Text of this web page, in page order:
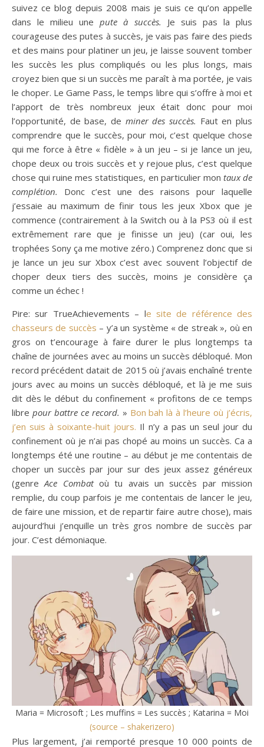
suivez ce blog depuis 2008 mais je suis ce qu’on appelle
dans le milieu unepute à succès. Je suis pas la plus
courageuse des putes à succès, je vais pas faire des pieds
et des mains pour platiner un jeu, je laisse souvent tomber
les succès les plus compliqués ou les plus longs, mais
croyez bien que si un succès me paraît à ma portée, je vais
le choper. Le Game Pass, le temps libre qui s’offre à moi et
l’apport de très nombreux jeux était donc pour moi
l’opportunité, de base, de miner des succès. Faut en plus
comprendre que le succès, pour moi, c’est quelque chose
qui me force à être « fidèle » à un jeu – si je lance un jeu,
chope deux ou trois succès et y rejoue plus, c’est quelque
chose qui ruine mes statistiques, en particulier mon taux de
complétion. Donc c’est une des raisons pour laquelle
j’essaie au maximum de finir tous les jeux Xbox que je
commence (contrairement à la Switch ou à la PS3 où il est
extrêmement rare que je finisse un jeu) (car oui, les
trophées Sony ça me motive zéro.) Comprenez donc que si
je lance un jeu sur Xbox c’est avec souvent l’objectif de
choper deux tiers des succès, moins je considère ça
comme un échec !
Pire: sur TrueAchievements – le site de référence des
chasseurs de succès – y’a un système « de streak », où en
gros on t’encourage à faire durer le plus longtemps ta
chaîne de journées avec au moins un succès débloqué. Mon
record précédent datait de 2015 où j’avais enchaîné trente
jours avec au moins un succès débloqué, et là je me suis
dit dès le début du confinement « profitons de ce temps
libre pour battre ce record. » Bon bah là à l’heure où j’écris,
j’en suis à soixante-huit jours. Il n’y a pas un seul jour du
confinement où je n’ai pas chopé au moins un succès. Ca a
longtemps été une routine – au début je me contentais de
choper un succès par jour sur des jeux assez généreux
(genreAce Combatoù tu avais un succès par mission
remplie, du coup parfois je me contentais de lancer le jeu,
de faire une mission, et de repartir faire autre chose), mais
aujourd’hui j’enquille un très gros nombre de succès par
jour. C’est démoniaque.
Maria = Microsoft ; Les muffins = Les succès ; Katarina = Moi
(source – shakerizero)
Plus largement, j’ai remporté presque 10 000 points de